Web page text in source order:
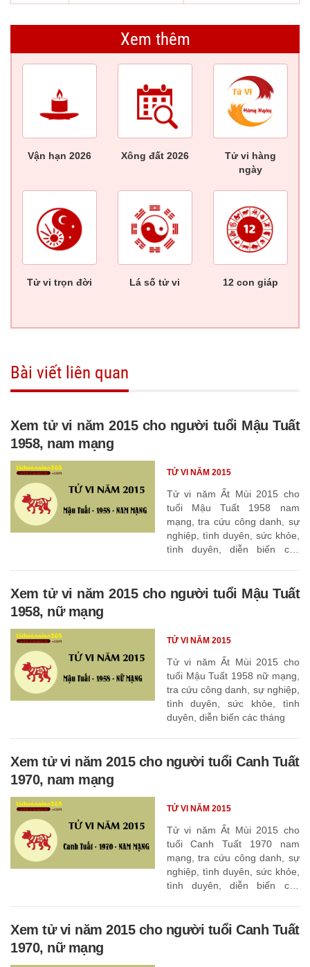
Xem thêm
Vận hạn 2026 Xông đất 2026
Tử vi hàng
ngày
Tử vi trọn đời Lá số tử vi 12 con giáp
Bài viết liên quan
Xem tử vi năm 2015 cho người tuổi Mậu Tuất
1958, nam mạng
Tử vi năm Ất Mùi 2015 cho
tuổi Mậu Tuất 1958 nam
mạng, tra cứu công danh, sự
nghiệp, tình duyên, sức khỏe,
tình duyên, diễn biến các
TỬ VI NĂM 2015
Xem tử vi năm 2015 cho người tuổi Mậu Tuất
1958, nữ mạng
Tử vi năm Ất Mùi 2015 cho
tuổi Mậu Tuất 1958 nữ mạng,
tra cứu công danh, sự nghiệp,
tình duyên, sức khỏe, tình
duyên, diễn biến các tháng
TỬ VI NĂM 2015
Xem tử vi năm 2015 cho người tuổi Canh Tuất
1970, nam mạng
Tử vi năm Ất Mùi 2015 cho
tuổi Canh Tuất 1970 nam
mạng, tra cứu công danh, sự
nghiệp, tình duyên, sức khỏe,
tình duyên, diễn biến các
TỬ VI NĂM 2015
Xem tử vi năm 2015 cho người tuổi Canh Tuất
1970, nữ mạng